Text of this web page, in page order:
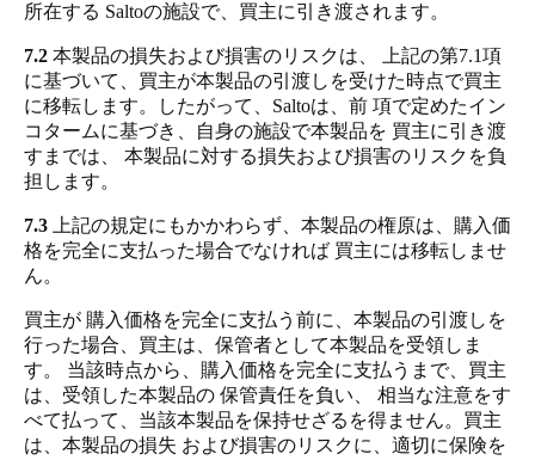
所在する Saltoの施設で、買主に引き渡されます。
7.2 本製品の損失および損害のリスクは、 上記の第7.1項
に基づいて、買主が本製品の引渡しを受けた時点で買主
に移転します。したがって、Saltoは、前 項で定めたイン
コタームに基づき、自身の施設で本製品を 買主に引き渡
すまでは、 本製品に対する損失および損害のリスクを負
担します。
7.3 上記の規定にもかかわらず、本製品の権原は、購入価
格を完全に支払った場合でなければ 買主には移転しませ
ん。
買主が 購入価格を完全に支払う前に、本製品の引渡しを
行った場合、買主は、保管者として本製品を受領しま
す。 当該時点から、購入価格を完全に支払うまで、買主
は、受領した本製品の 保管責任を負い、 相当な注意をす
べて払って、当該本製品を保持せざるを得ません。買主
は、本製品の損失 および損害のリスクに、適切に保険を